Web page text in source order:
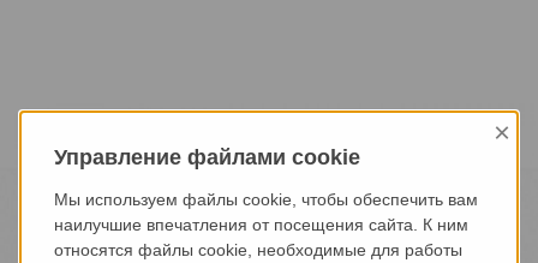
Управление файлами cookie
×
Мы используем файлы cookie, чтобы обеспечить вам
наилучшие впечатления от посещения сайта. К ним
относятся файлы cookie, необходимые для работы